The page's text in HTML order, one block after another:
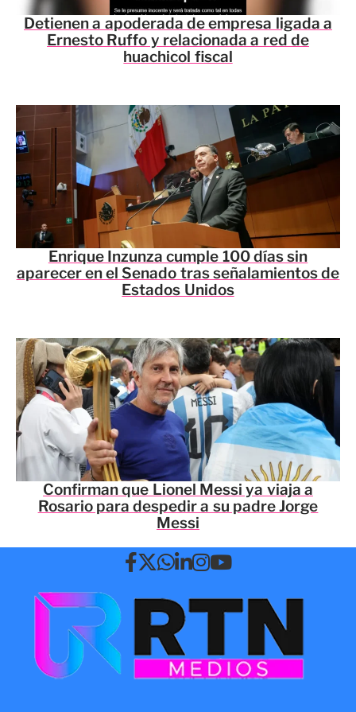
Detienen a apoderada de empresa ligada a
Ernesto Ruffo y relacionada a red de
huachicol fiscal
Enrique Inzunza cumple 100 días sin
aparecer en el Senado tras señalamientos de
Estados Unidos
Confirman que Lionel Messi ya viaja a
Rosario para despedir a su padre Jorge
Messi